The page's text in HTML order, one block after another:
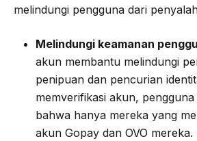
melindungi pengguna dari
Melindungi keamanan
akun membantu melindungi
penipuan dan pencurian
memverifikasi akun,
bahwa hanya mereka yang
akun Gopay dan OVO mereka.